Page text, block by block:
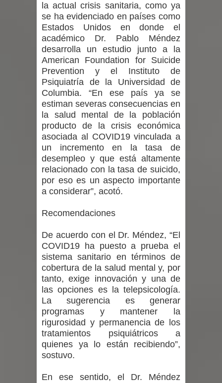
Ballet: La magia de La Cenicienta
llegará al Teatro Regional del Maule
en una función especial para celebrar
el Día de la Niñez
GORE Maule figura tercero a nivel
nacional en gasto por viajes y
traslados con $133 millones
Dos internos intentaron escapar por
un forado desde la cárcel de Talca
la actual crisis sanitaria, como ya
se ha evidenciado en países como
Estados Unidos en donde el
académico Dr. Pablo Méndez
desarrolla un estudio junto a la
American Foundation for Suicide
Prevention y el Instituto de
Psiquiatría de la Universidad de
Columbia. “En ese país ya se
estiman severas consecuencias en
la salud mental de la población
producto de la crisis económica
asociada al COVID19 vinculada a
un incremento en la tasa de
desempleo y que está altamente
relacionado con la tasa de suicido,
por eso es un aspecto importante
a considerar”, acotó.
Recomendaciones
De acuerdo con el Dr. Méndez, “El
COVID19 ha puesto a prueba el
sistema sanitario en términos de
cobertura de la salud mental y, por
tanto, exige innovación y una de
las opciones es la telepsicología.
La sugerencia es generar
programas y mantener la
rigurosidad y permanencia de los
tratamientos psiquiátricos a
quienes ya lo están recibiendo”,
sostuvo.
En ese sentido, el Dr. Méndez